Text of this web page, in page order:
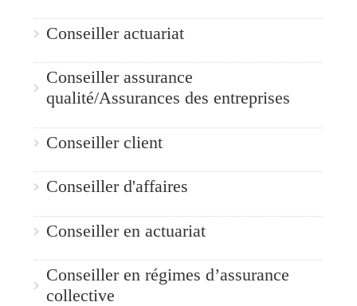
Conseiller actuariat
Conseiller assurance
qualité/Assurances des entreprises
Conseiller client
Conseiller d'affaires
Conseiller en actuariat
Conseiller en régimes d’assurance
collective